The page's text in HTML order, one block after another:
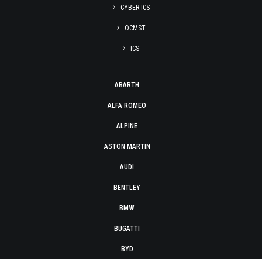
CYBER ICS
OCMST
ICS
ABARTH
ALFA ROMEO
ALPINE
ASTON MARTIN
AUDI
BENTLEY
BMW
BUGATTI
BYD